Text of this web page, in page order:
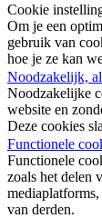
Cookie
Om je een
gebruik van
hoe je ze kan
Noodzakelijk,
Noodzakelijke
website en
Deze cookies
Functionele
Functionele
zoals het delen
van derden.